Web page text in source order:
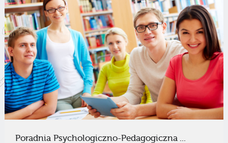
Poradnia Psychologiczno-Pedagogiczna ...